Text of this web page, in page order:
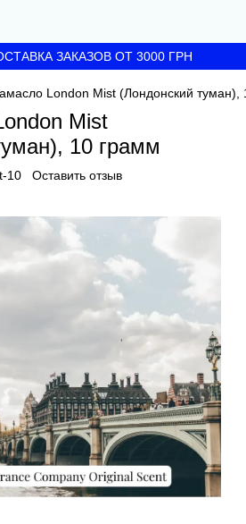
ЗАКАЗОВ ОТ 3000 ГРН
London Mist (Лондонский туман),
Mist
10 грамм
10 Оставить отзыв